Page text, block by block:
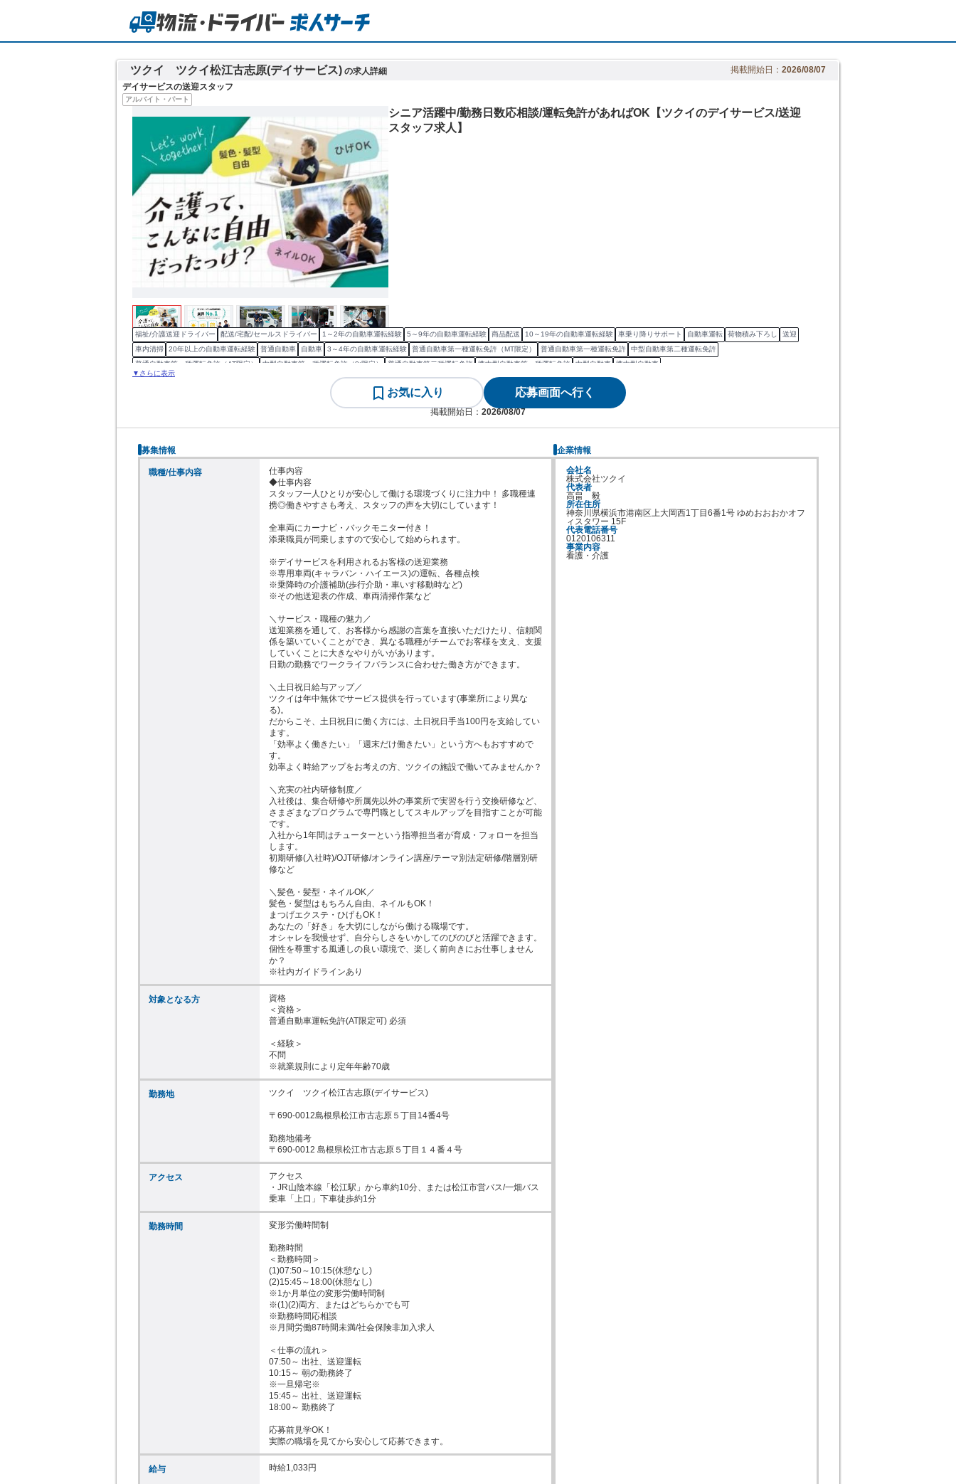
ツクイ ツクイ松江古志原(デイサービス) の求人詳細 掲載開始日： 2026/08/07
デイサービスの送迎スタッフ
アルバイト・パート
シニア活躍中/勤務日数応相談/運転免許があればOK【ツクイのデイサービス/送迎
スタッフ求人】
福祉/介護送迎ドライバー 配送/宅配/セールスドライバー 1～2年の自動車運転経験 5～9年の自動車運転経験 商品配送 10～19年の自動車運転経験 車乗り降りサポート 自動車運転 荷物積み下ろし
送迎
車内清掃
20年以上の自動車運転経験 普通自動車 自動車 3～4年の自動車運転経験 普通自動車第一種運転免許（MT限定） 普通自動車第一種運転免許
中型自動車第二種運転免許
普通自動車第一種運転免許（AT限定）
中型自動車第一種運転免許（8t限定） 普通自動車第二種運転免許 準中型自動車第一種運転免許 中型自動車
準中型自動車
▼さらに表示
お気に入り 応募画面へ行く
掲載開始日： 2026/08/07
募集情報
職種/仕事内容
仕事内容
◆仕事内容
スタッフ一人ひとりが安心して働ける環境づくりに注力中！ 多職種連
携◎働きやすさも考え、スタッフの声を大切にしています！
全車両にカーナビ・バックモニター付き！
添乗職員が同乗しますので安心して始められます。
※デイサービスを利用されるお客様の送迎業務
※専用車両(キャラバン・ハイエース)の運転、各種点検
※乗降時の介護補助(歩行介助・車いす移動時など)
※その他送迎表の作成、車両清掃作業など
＼サービス・職種の魅力／
送迎業務を通して、お客様から感謝の言葉を直接いただけたり、信頼関
係を築いていくことができ、異なる職種がチームでお客様を支え、支援
していくことに大きなやりがいがあります。
日勤の勤務でワークライフバランスに合わせた働き方ができます。
＼土日祝日給与アップ／
ツクイは年中無休でサービス提供を行っています(事業所により異な
る)。
だからこそ、土日祝日に働く方には、土日祝日手当100円を支給してい
ます。
「効率よく働きたい」「週末だけ働きたい」という方へもおすすめで
す。
効率よく時給アップをお考えの方、ツクイの施設で働いてみませんか？
＼充実の社内研修制度／
入社後は、集合研修や所属先以外の事業所で実習を行う交換研修など、
さまざまなプログラムで専門職としてスキルアップを目指すことが可能
です。
入社から1年間はチューターという指導担当者が育成・フォローを担当
します。
初期研修(入社時)/OJT研修/オンライン講座/テーマ別法定研修/階層別研
修など
＼髪色・髪型・ネイルOK／
髪色・髪型はもちろん自由、ネイルもOK！
まつげエクステ・ひげもOK！
あなたの「好き」を大切にしながら働ける職場です。
オシャレを我慢せず、自分らしさをいかしてのびのびと活躍できます。
個性を尊重する風通しの良い環境で、楽しく前向きにお仕事しません
か？
※社内ガイドラインあり
対象となる方
資格
＜資格＞
普通自動車運転免許(AT限定可) 必須
＜経験＞
不問
※就業規則により定年年齢70歳
勤務地 ツクイ　ツクイ松江古志原(デイサービス)
〒690-0012島根県松江市古志原５丁目14番4号
勤務地備考
〒690-0012 島根県松江市古志原５丁目１４番４号
アクセス
アクセス
・JR山陰本線「松江駅」から車約10分、または松江市営バス/一畑バス
乗車「上口」下車徒歩約1分
勤務時間 変形労働時間制
勤務時間
＜勤務時間＞
(1)07:50～10:15(休憩なし)
(2)15:45～18:00(休憩なし)
※1か月単位の変形労働時間制
※(1)(2)両方、またはどちらかでも可
※勤務時間応相談
※月間労働87時間未満/社会保険非加入求人
＜仕事の流れ＞
07:50～ 出社、送迎運転
10:15～ 朝の勤務終了
※一旦帰宅※
15:45～ 出社、送迎運転
18:00～ 勤務終了
応募前見学OK！
実際の職場を見てから安心して応募できます。
給与 時給1,033円
企業情報
会社名
株式会社ツクイ
代表者
高畠　毅
所在住所
神奈川県横浜市港南区上大岡西1丁目6番1号 ゆめおおおかオフ
ィスタワー 15F
代表電話番号
0120106311
事業内容
看護・介護